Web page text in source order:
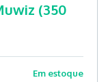
(350
Em estoque